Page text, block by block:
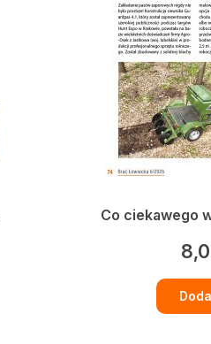
Co ciekawego